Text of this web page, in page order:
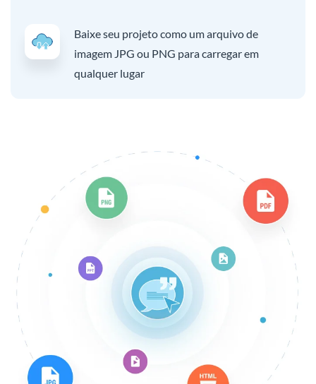
Baixe seu projeto como um arquivo de
imagem JPG ou PNG para carregar em
qualquer lugar